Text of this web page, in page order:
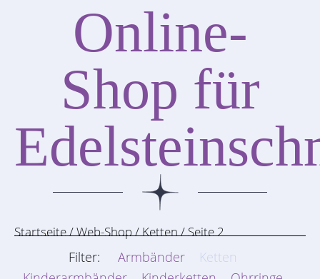
Online-
Shop für
Startseite/Web-Shop/Ketten/ Seite 2
Filter: Armbänder
Ketten